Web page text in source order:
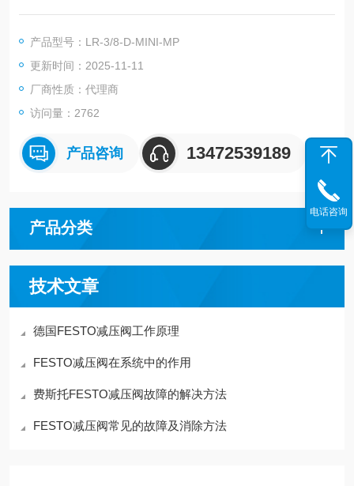
过滤器,CKD过滤器,FESTO,CKD,FESTO传感器,SMC气爪,FEST
ETALWORK麦特沃克,ODE电磁阀,亿太诺E.MC,不二精器
产品型号：LR-3/8-D-MINI-MP
更新时间：2025-11-11
厂商性质：代理商
访问量：2762
产品咨询 13472539189
产品分类
技术文章
德国FESTO减压阀工作原理
FESTO减压阀在系统中的作用
费斯托FESTO减压阀故障的解决方法
FESTO减压阀常见的故障及消除方法
电话咨询